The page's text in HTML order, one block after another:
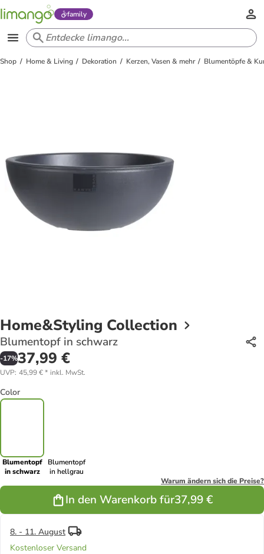
family
Shop Home & Living Dekoration Kerzen, Vasen & mehr Blumentöpfe &
Home&Styling Collection
Blumentopf in schwarz
-17%37,99 €
UVP: 45,99 €* inkl. MwSt.
Color
Blumentopf
in schwarz
Blumentopf
in hellgrau
Warum ändern sich die Preise?
In den Warenkorb für37,99 €
8. - 11. August
Kostenloser Versand